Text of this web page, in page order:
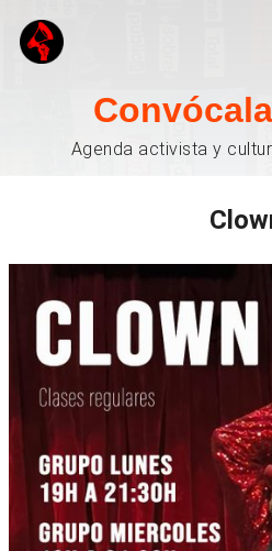
Agenda activista y